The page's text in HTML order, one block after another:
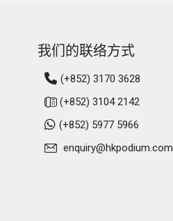
我们的联络方式
(+852) 3170 3628
(+852) 3104 2142
(+852) 5977 5966
enquiry@hkpodium.com